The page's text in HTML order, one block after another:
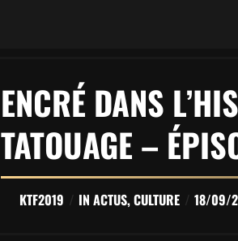
ENCRÉ DANS
TATOUAGE –
KTF2019 INACTUS,CULTURE 18/09/